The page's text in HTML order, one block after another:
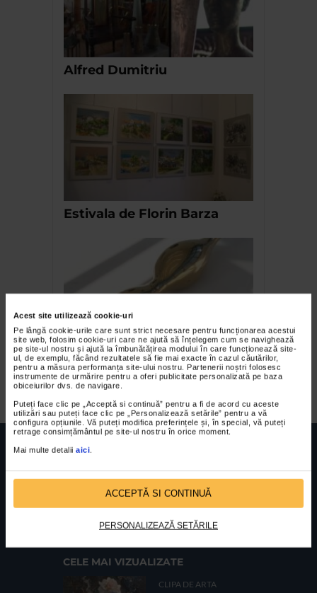
Acest site utilizează cookie-uri
Pe lângă cookie-urile care sunt strict necesare pentru funcționarea acestui
site web, folosim cookie-uri care ne ajută să înțelegem cum se navighează
pe site-ul nostru și ajută la îmbunătățirea modului în care funcționează site-
ul, de exemplu, făcând rezultatele să fie mai exacte în cazul căutărilor,
pentru a măsura performanța site-ului nostru. Partenerii noștri folosesc
instrumente de urmărire pentru a oferi publicitate personalizată pe baza
obiceiurilor dvs. de navigare.
Puteți face clic pe „Acceptă si continuă” pentru a fi de acord cu aceste
utilizări sau puteți face clic pe „Personalizează setările” pentru a vă
configura opțiunile. Vă puteți modifica preferințele și, în special, vă puteți
retrage consimțământul pe site-ul nostru în orice moment.
Mai multe detalii aici
ACCEPTĂ SI CONTINUĂ
PERSONALIZEAZĂ SETĂRILE
Alfred Dumitriu
Estivala de Florin Barza
Expoziția The Fantastic Belt
la Sandwich Neurohope
FUNDATIA FILDAS ARTNr inreg registrul special: 4 PJ/ 29.01.2013
Cod fiscal: 9164384Sediu social: Str. Delfinului, Nr. 6, parter Bl. 42,
CELE MAI VIZUALIZATE
CLIPA DE ARTA